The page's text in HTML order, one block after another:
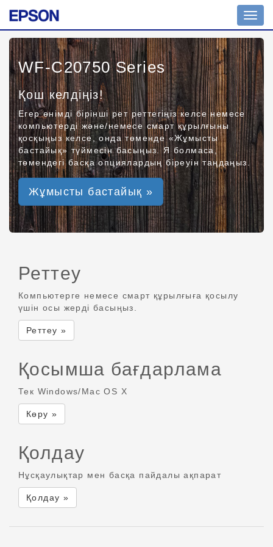
WF-C20750 Series
Қош келдіңіз!
Егер өнімді бірінші рет реттегіңіз келсе немесе
компьютерді және/немесе смарт құрылғыны
қосқыңыз келсе, онда төменде «Жұмысты
бастайық» түймесін басыңыз. Я болмаса,
төмендегі басқа опциялардың біреуін таңдаңыз.
Жұмысты бастайық »
Реттеу
Компьютерге немесе смарт құрылғыға қосылу
үшін осы жерді басыңыз.
Реттеу »
Қосымша бағдарлама
Тек Windows/Mac OS X
Көру »
Қолдау
Нұсқаулықтар мен басқа пайдалы ақпарат
Қолдау »